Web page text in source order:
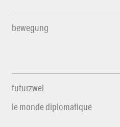
bewegung
futurzwei
le monde diplomatique